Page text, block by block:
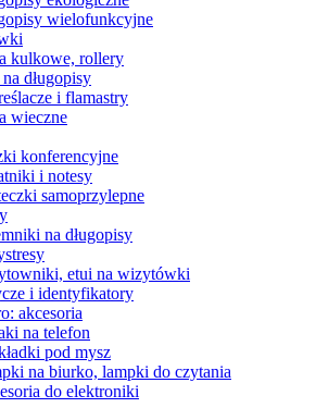
wielofunkcyjne
kulkowe, rollery
długopisy
i flamastry
wieczne
konferencyjne
i notesy
samoprzylepne
na długopisy
etui na wizytówki
i identyfikatory
akcesoria
na telefon
pod mysz
na biurko, lampki do czytania
do elektroniki